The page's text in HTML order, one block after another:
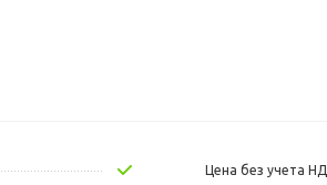
Цена без учета